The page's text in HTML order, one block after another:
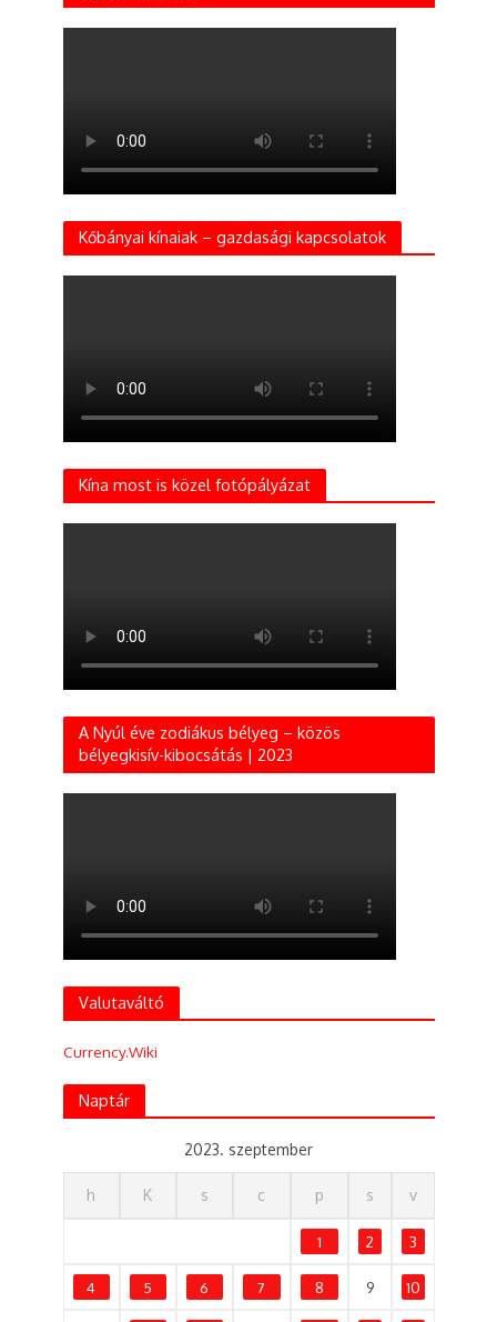
Kőbányai kínaiak – gazdasági kapcsolatok
Kína most is közel fotópályázat
A Nyúl éve zodiákus bélyeg – közös
bélyegkisív-kibocsátás | 2023
Valutaváltó
Currency.Wiki
Naptár
2023. szeptember
h K s c p s v
1 2 3
4 5 6 7 8 9 10